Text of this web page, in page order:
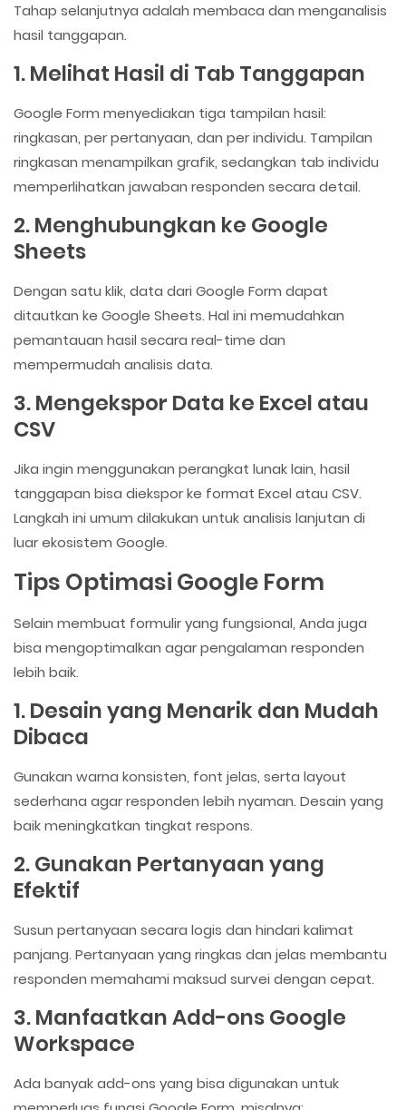
Tahap selanjutnya adalah membaca dan menganalisis
hasil tanggapan.
1. Melihat Hasil di Tab Tanggapan
Google Form menyediakan tiga tampilan hasil:
ringkasan, per pertanyaan, dan per individu. Tampilan
ringkasan menampilkan grafik, sedangkan tab individu
memperlihatkan jawaban responden secara detail.
2. Menghubungkan ke Google
Sheets
Dengan satu klik, data dari Google Form dapat
ditautkan ke Google Sheets. Hal ini memudahkan
pemantauan hasil secara real-time dan
mempermudah analisis data.
3. Mengekspor Data ke Excel atau
CSV
Jika ingin menggunakan perangkat lunak lain, hasil
tanggapan bisa diekspor ke format Excel atau CSV.
Langkah ini umum dilakukan untuk analisis lanjutan di
luar ekosistem Google.
Tips Optimasi Google Form
Selain membuat formulir yang fungsional, Anda juga
bisa mengoptimalkan agar pengalaman responden
lebih baik.
1. Desain yang Menarik dan Mudah
Dibaca
Gunakan warna konsisten, font jelas, serta layout
sederhana agar responden lebih nyaman. Desain yang
baik meningkatkan tingkat respons.
2. Gunakan Pertanyaan yang
Efektif
Susun pertanyaan secara logis dan hindari kalimat
panjang. Pertanyaan yang ringkas dan jelas membantu
responden memahami maksud survei dengan cepat.
3. Manfaatkan Add-ons Google
Workspace
Ada banyak add-ons yang bisa digunakan untuk